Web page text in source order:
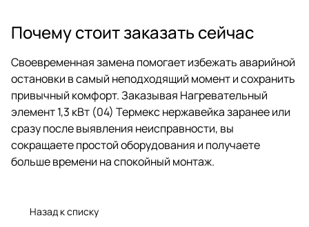
Почему стоит заказать сейчас
Своевременная замена помогает избежать аварийной
остановки в самый неподходящий момент и сохранить
привычный комфорт. Заказывая Нагревательный
элемент 1,3 кВт (04) Термекс нержавейка заранее или
сразу после выявления неисправности, вы
сокращаете простой оборудования и получаете
больше времени на спокойный монтаж.
Назад к списку